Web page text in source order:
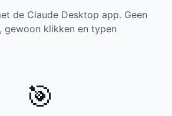
de Claude Desktop app. Geen
gewoon klikken en typen
🎯